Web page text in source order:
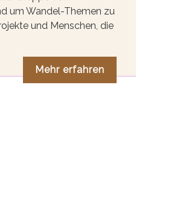
um Wandel-Themen zu
und Menschen, die
Mehr erfahren